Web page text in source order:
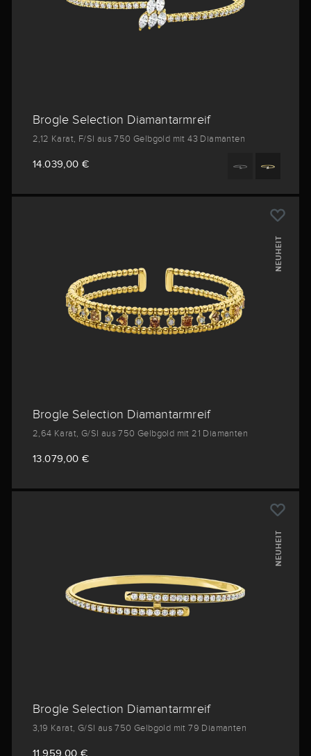
Brogle Selection Diamantarmreif
2,12 Karat, F/SI aus 750 Gelbgold mit 43 Diamanten
14.039,00 €
NEUHEIT
Brogle Selection Diamantarmreif
2,64 Karat, G/SI aus 750 Gelbgold mit 21 Diamanten
13.079,00 €
NEUHEIT
Brogle Selection Diamantarmreif
3,19 Karat, G/SI aus 750 Gelbgold mit 79 Diamanten
11.959,00 €